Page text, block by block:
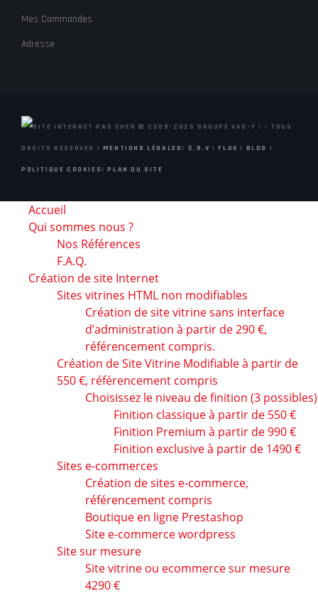
Mes Commandes
Adresse
© 2009-2025 GROUPE VAS-Y ! – TOUS
DROITS RESERVES | MENTIONS LÉGALES | C.G.V |FLUX | BLOG |
POLITIQUE COOKIES |PLAN DU SITE
Accueil
Qui sommes nous ?
Nos Références
F.A.Q.
Création de site Internet
Sites vitrines HTML non modifiables
Création de site vitrine sans interface
d’administration à partir de 290 €,
référencement compris.
Création de Site Vitrine Modifiable à partir de
550 €, référencement compris
Choisissez le niveau de finition (3 possibles)
Finition classique à partir de 550 €
Finition Premium à partir de 990 €
Finition exclusive à partir de 1490 €
Sites e-commerces
Création de sites e-commerce,
référencement compris
Boutique en ligne Prestashop
Site e-commerce wordpress
Site sur mesure
Site vitrine ou ecommerce sur mesure
4290 €